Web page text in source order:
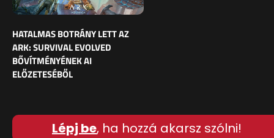
HATALMAS BOTRÁNY LETT AZ
ARK: SURVIVAL EVOLVED
BŐVÍTMÉNYÉNEK AI
ELŐZETESÉBŐL
Lépj be, ha hozzá akarsz szólni!